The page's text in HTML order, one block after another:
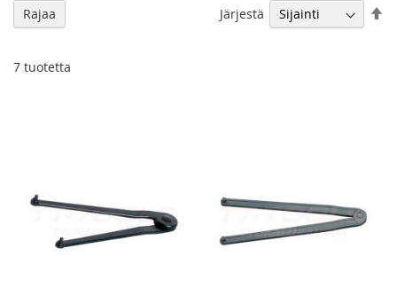
7 tuotetta
Järjestä
Rajaa